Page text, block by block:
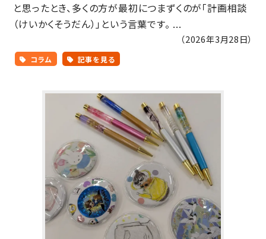
と思ったとき、多くの方が最初につまずくのが「計画相談
（けいかくそうだん）」という言葉です。 ...
（2026年3月28日）
コラム 記事を見る